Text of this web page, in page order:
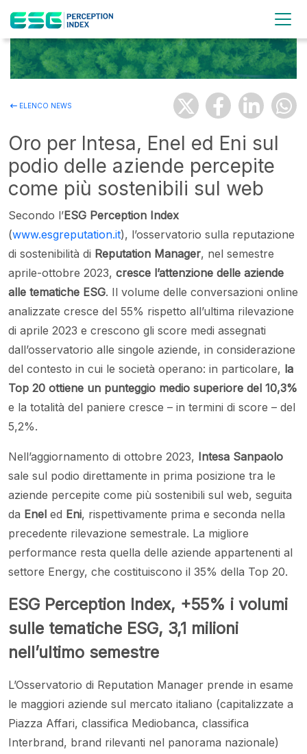
ELENCO NEWS
Oro per Intesa, Enel ed Eni sul
podio delle aziende percepite
come più sostenibili sul web
Secondo l’ESG Perception Index
(www.esgreputation.it), l’osservatorio sulla reputazione
di sostenibilità di Reputation Manager, nel semestre
aprile-ottobre 2023, cresce l’attenzione delle aziende
alle tematiche ESG. Il volume delle conversazioni online
analizzate cresce del 55% rispetto all’ultima rilevazione
di aprile 2023 e crescono gli score medi assegnati
dall’osservatorio alle singole aziende, in considerazione
del contesto in cui le società operano: in particolare, la
Top 20 ottiene un punteggio medio superiore del 10,3%
e la totalità del paniere cresce – in termini di score – del
5,2%.
Nell’aggiornamento di ottobre 2023, Intesa Sanpaolo
sale sul podio direttamente in prima posizione tra le
aziende percepite come più sostenibili sul web, seguita
da Enel ed Eni, rispettivamente prima e seconda nella
precedente rilevazione semestrale. La migliore
performance resta quella delle aziende appartenenti al
settore Energy, che costituiscono il 35% della Top 20.
ESG Perception Index, +55% i volumi
sulle tematiche ESG, 3,1 milioni
nell’ultimo semestre
L’Osservatorio di Reputation Manager prende in esame
le maggiori aziende sul mercato italiano (capitalizzate a
Piazza Affari, classifica Mediobanca, classifica
Interbrand, brand rilevanti nel panorama nazionale)